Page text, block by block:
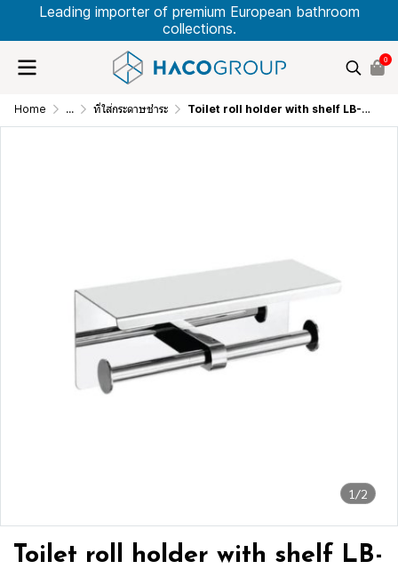
Leading importer of premium European bathroom
collections.
0
Home ... ที่ใส่กระดาษชำระ Toilet roll holder with shelf LB-A05-2
1/2
Toilet roll holder with shelf LB-